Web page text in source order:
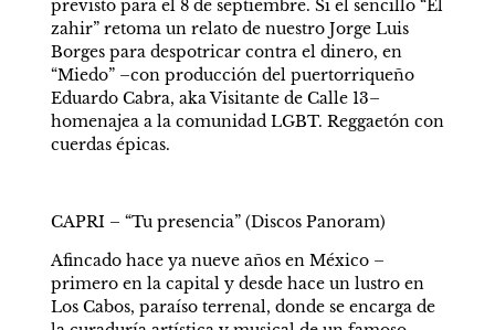
previsto para el 8 de septiembre. Si el sencillo “El
zahir” retoma un relato de nuestro Jorge Luis
Borges para despotricar contra el dinero, en
“Miedo” –con producción del puertorriqueño
Eduardo Cabra, aka Visitante de Calle 13–
homenajea a la comunidad LGBT. Reggaetón con
cuerdas épicas.
CAPRI – “Tu presencia” (Discos Panoram)
Afincado hace ya nueve años en México –
primero en la capital y desde hace un lustro en
Los Cabos, paraíso terrenal, donde se encarga de